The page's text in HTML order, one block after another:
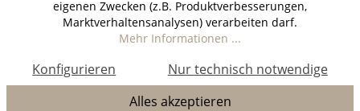
eigenen Zwecken (z.B. Produktverbesserungen,
Marktverhaltensanalysen) verarbeiten darf.
Mehr Informationen ...
Nur technisch notwendige
Konfigurieren
Alles akzeptieren